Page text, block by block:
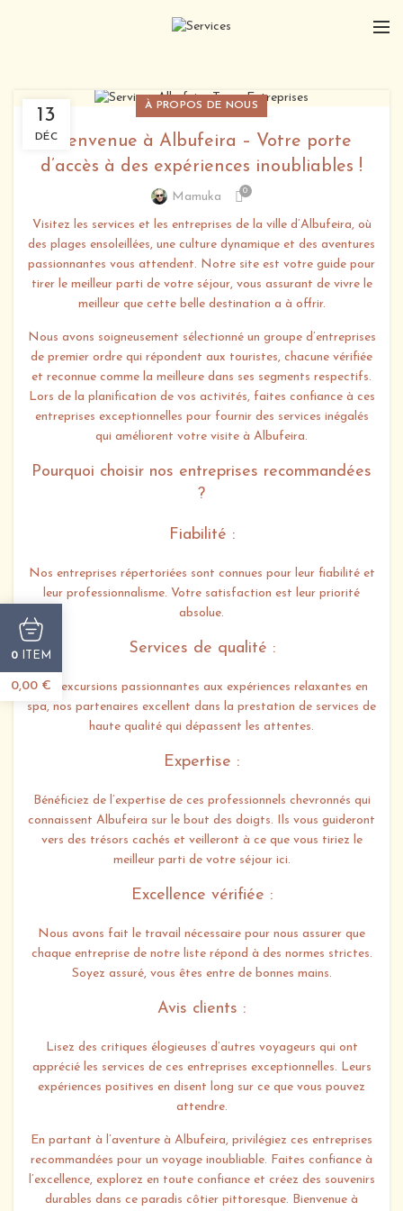
13
DÉC
À PROPOS DE NOUS
Bienvenue à Albufeira – Votre porte
d’accès à des expériences inoubliables !
Mamuka 0
Visitez les services et les entreprises de la ville d’Albufeira, où
des plages ensoleillées, une culture dynamique et des aventures
passionnantes vous attendent. Notre site est votre guide pour
tirer le meilleur parti de votre séjour, vous assurant de vivre le
meilleur que cette belle destination a à offrir.
Nous avons soigneusement sélectionné un groupe d’entreprises
de premier ordre qui répondent aux touristes, chacune vérifiée
et reconnue comme la meilleure dans ses segments respectifs.
Lors de la planification de vos activités, faites confiance à ces
entreprises exceptionnelles pour fournir des services inégalés
qui améliorent votre visite à Albufeira.
Pourquoi choisir nos entreprises recommandées
?
Fiabilité :
Nos entreprises répertoriées sont connues pour leur fiabilité et
leur professionnalisme. Votre satisfaction est leur priorité
absolue.
Services de qualité :
Des excursions passionnantes aux expériences relaxantes en
spa, nos partenaires excellent dans la prestation de services de
haute qualité qui dépassent les attentes.
Expertise :
Bénéficiez de l’expertise de ces professionnels chevronnés qui
connaissent Albufeira sur le bout des doigts. Ils vous guideront
vers des trésors cachés et veilleront à ce que vous tiriez le
meilleur parti de votre séjour ici.
Excellence vérifiée :
Nous avons fait le travail nécessaire pour nous assurer que
chaque entreprise de notre liste répond à des normes strictes.
Soyez assuré, vous êtes entre de bonnes mains.
Avis clients :
Lisez des critiques élogieuses d’autres voyageurs qui ont
apprécié les services de ces entreprises exceptionnelles. Leurs
expériences positives en disent long sur ce que vous pouvez
attendre.
En partant à l’aventure à Albufeira, privilégiez ces entreprises
recommandées pour un voyage inoubliable. Faites confiance à
l’excellence, explorez en toute confiance et créez des souvenirs
durables dans ce paradis côtier pittoresque. Bienvenue à
0 ITEM
0,00 €